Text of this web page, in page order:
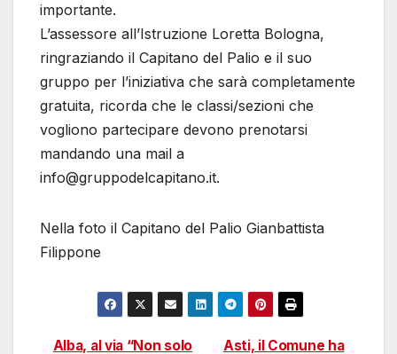
importante.
L’assessore all’Istruzione Loretta Bologna,
ringraziando il Capitano del Palio e il suo
gruppo per l’iniziativa che sarà completamente
gratuita, ricorda che le classi/sezioni che
vogliono partecipare devono prenotarsi
mandando una mail a
info@gruppodelcapitano.it.
Nella foto il Capitano del Palio Gianbattista
Filippone
Asti, il Comune ha
Alba, al via “Non solo